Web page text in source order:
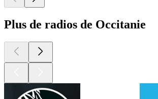
Plus de radios de Occitanie